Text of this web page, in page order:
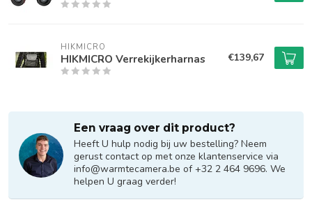
HIKMICRO
HIKMICRO Verrekijkerharnas €139,67
Een vraag over dit product?
Heeft U hulp nodig bij uw bestelling? Neem
gerust contact op met onze klantenservice via
info@warmtecamera.be of +32 2 464 9696. We
helpen U graag verder!